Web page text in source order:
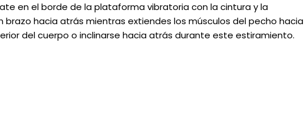
en el borde de la plataforma vibratoria con la cintura y la
brazo hacia atrás mientras extiendes los músculos del pecho hacia
del cuerpo o inclinarse hacia atrás durante este estiramiento.